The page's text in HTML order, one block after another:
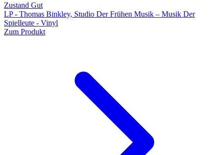
Zustand Gut
LP - Thomas Binkley, Studio Der Frühen Musik – Musik Der
Spielleute - Vinyl
Zum Produkt